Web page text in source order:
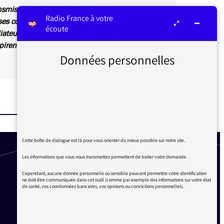
au service concerné par vos questions ou
contributions sont relayées sur les antennes
ou dans Les infos du médiateur, lettre
également des articles explicatifs à
Radio France à votre
écoute
Données personnelles
Cette boîte de dialogue est là pour vous orienter du mieux possible sur notre site.
Les informations que vous nous transmettez permettent de traiter votre demande.
Cependant, aucune donnée personnelle ou sensible pouvant permettre votre identification
ne doit être communiquée dans cet outil (comme par exemple des informations sur votre état
de santé, vos coordonnées bancaires, vos opinions ou convictions personnelles).